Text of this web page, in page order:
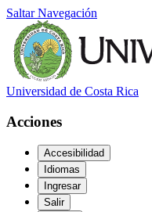
Saltar Navegación
Universidad de Costa Rica
Acciones
Accesibilidad
Idiomas
Ingresar
Salir